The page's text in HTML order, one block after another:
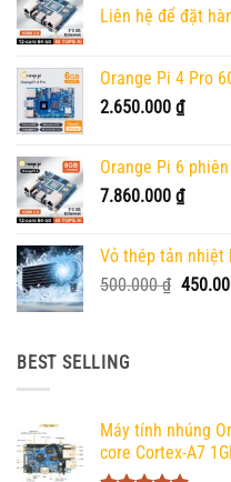
Liên hệ để đặt
Orange Pi 4 Pro
2.650.000 ₫
Orange Pi 6
7.860.000 ₫
Vỏ thép tản nhiệt
500.000₫ Giá
BEST SELLING
Máy tính nhúng
core Cortex-A7